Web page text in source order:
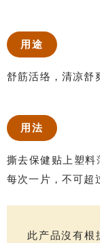
用途
舒筋活络，清凉舒
用法
撕去保健贴上塑料
每次一片，不可超
此产品沒有根